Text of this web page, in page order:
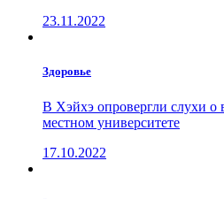
23.11.2022
Здоровье
В Хэйхэ опровергли слухи
местном университете
17.10.2022